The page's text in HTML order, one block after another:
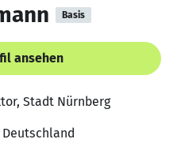
Basis
ansehen
Stadt Nürnberg
Deutschland